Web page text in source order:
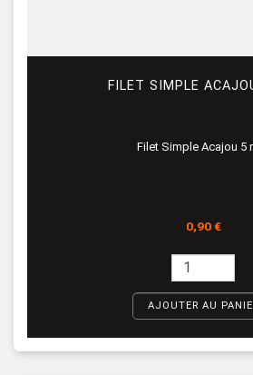
FILET SIMPLE
Filet Simple Acajou 5
Prix
0,90 €
AJOUTER AU